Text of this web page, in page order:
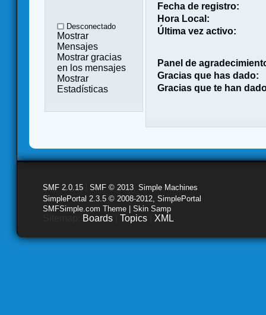
Desconectado
Mostrar
Mensajes
Mostrar gracias
en los mensajes
Mostrar
Estadísticas
Fecha de registro:
Hora Local:
Última vez activo:
Panel de
Gracias que has dado:
Gracias que te han
SMF 2.0.15 SMF © 2013 Simple Machines
SimplePortal 2.3.5 © 2008-2012, SimplePortal
SMFSimple.com Theme | Skin Samp
Boards Topics XML